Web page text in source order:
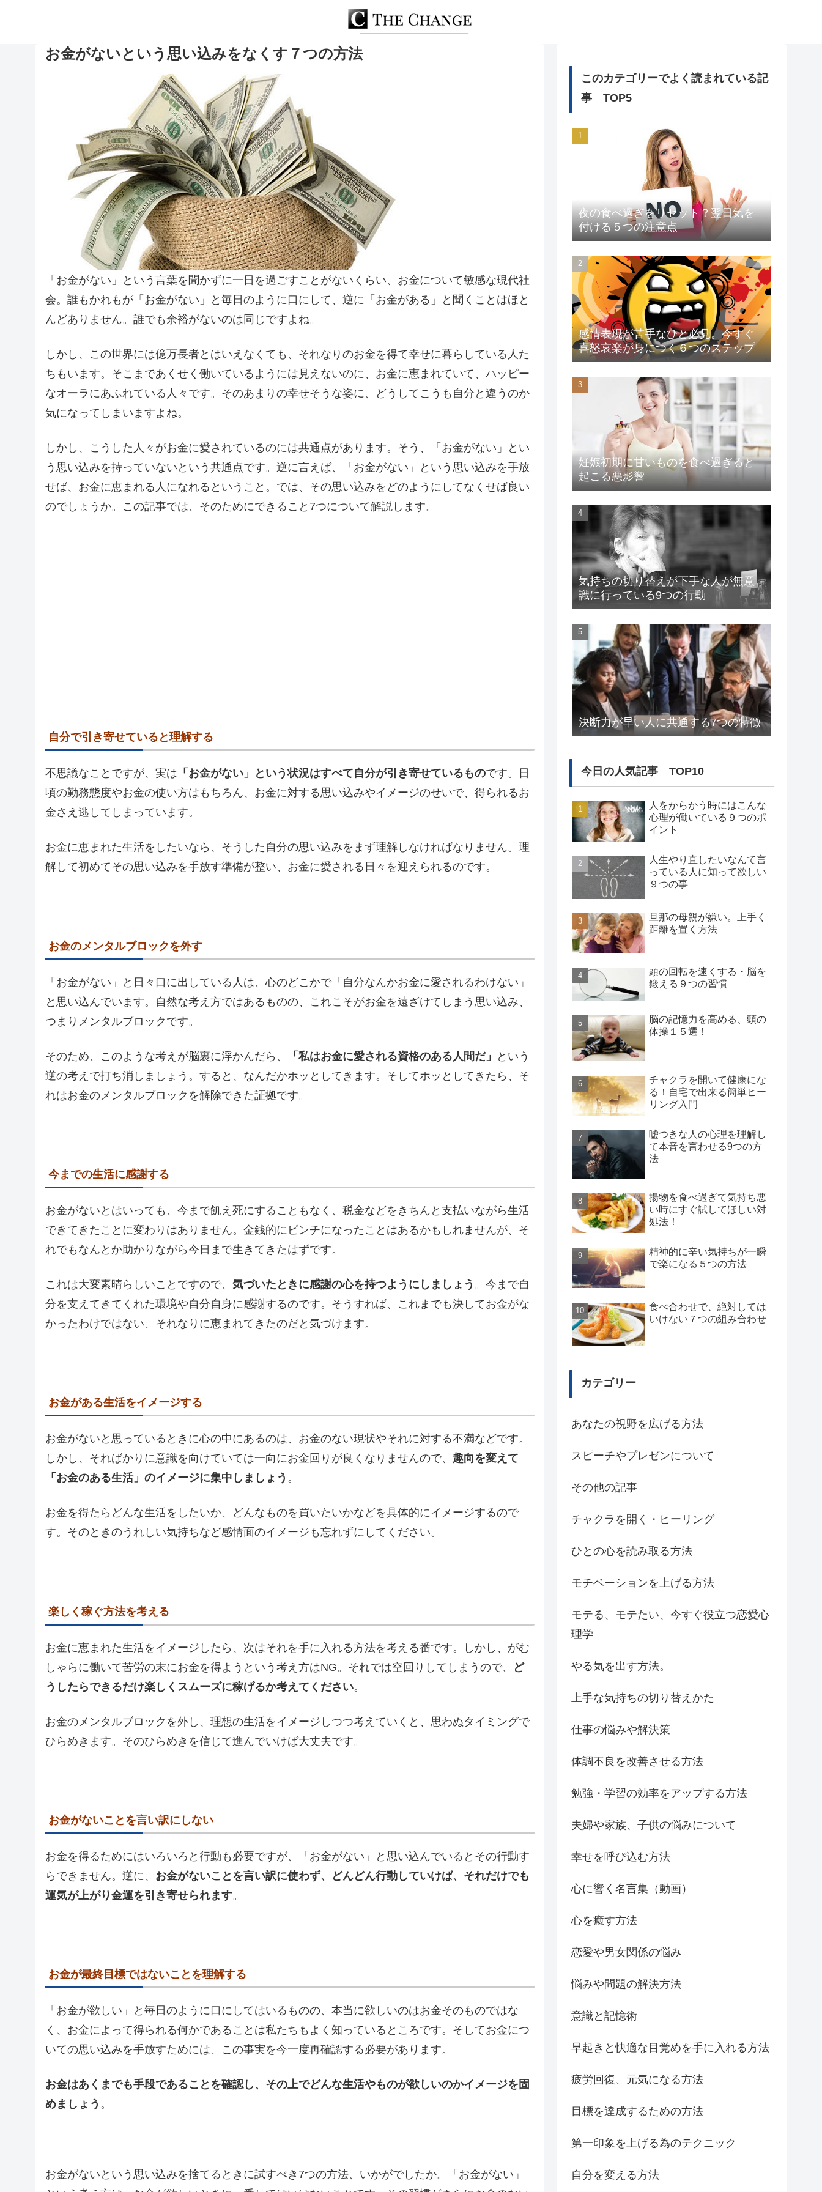
お金がないという思い込みをなくす７つの方法
「お金がない」という言葉を聞かずに一日を過ごすことがないくらい、お金について敏感な現代社
会。誰もかれもが「お金がない」と毎日のように口にして、逆に「お金がある」と聞くことはほと
んどありません。誰でも余裕がないのは同じですよね。
しかし、この世界には億万長者とはいえなくても、それなりのお金を得て幸せに暮らしている人た
ちもいます。そこまであくせく働いているようには見えないのに、お金に恵まれていて、ハッピー
なオーラにあふれている人々です。そのあまりの幸せそうな姿に、どうしてこうも自分と違うのか
気になってしまいますよね。
しかし、こうした人々がお金に愛されているのには共通点があります。そう、「お金がない」とい
う思い込みを持っていないという共通点です。逆に言えば、「お金がない」という思い込みを手放
せば、お金に恵まれる人になれるということ。では、その思い込みをどのようにしてなくせば良い
のでしょうか。この記事では、そのためにできること7つについて解説します。
自分で引き寄せていると理解する
不思議なことですが、実は 「お金がない」という状況はすべて自分が引き寄せているものです。日
頃の勤務態度やお金の使い方はもちろん、お金に対する思い込みやイメージのせいで、得られるお
金さえ逃してしまっています。
お金に恵まれた生活をしたいなら、そうした自分の思い込みをまず理解しなければなりません。理
解して初めてその思い込みを手放す準備が整い、お金に愛される日々を迎えられるのです。
お金のメンタルブロックを外す
「お金がない」と日々口に出している人は、心のどこかで「自分なんかお金に愛されるわけない」
と思い込んでいます。自然な考え方ではあるものの、これこそがお金を遠ざけてしまう思い込み、
つまりメンタルブロックです。
そのため、このような考えが脳裏に浮かんだら、 「私はお金に愛される資格のある人間だ」
という
逆の考えで打ち消しましょう。すると、なんだかホッとしてきます。そしてホッとしてきたら、そ
れはお金のメンタルブロックを解除できた証拠です。
今までの生活に感謝する
お金がないとはいっても、今まで飢え死にすることもなく、税金などをきちんと支払いながら生活
できてきたことに変わりはありません。金銭的にピンチになったことはあるかもしれませんが、そ
れでもなんとか助かりながら今日まで生きてきたはずです。
これは大変素晴らしいことですので、 気づいたときに感謝の心を持つようにしましょう 。今まで自
分を支えてきてくれた環境や自分自身に感謝するのです。そうすれば、これまでも決してお金がな
かったわけではない、それなりに恵まれてきたのだと気づけます。
お金がある生活をイメージする
お金がないと思っているときに心の中にあるのは、お金のない現状やそれに対する不満などです。
しかし、そればかりに意識を向けていては一向にお金回りが良くなりませんので、 趣向を変えて
「お金のある生活」のイメージに集中しましょう 。
お金を得たらどんな生活をしたいか、どんなものを買いたいかなどを具体的にイメージするので
す。そのときのうれしい気持ちなど感情面のイメージも忘れずにしてください。
楽しく稼ぐ方法を考える
お金に恵まれた生活をイメージしたら、次はそれを手に入れる方法を考える番です。しかし、がむ
しゃらに働いて苦労の末にお金を得ようという考え方はNG。それでは空回りしてしまうので、
ど
うしたらできるだけ楽しくスムーズに稼げるか考えてください。
お金のメンタルブロックを外し、理想の生活をイメージしつつ考えていくと、思わぬタイミングで
ひらめきます。そのひらめきを信じて進んでいけば大丈夫です。
お金がないことを言い訳にしない
お金を得るためにはいろいろと行動も必要ですが、「お金がない」と思い込んでいるとその行動す
らできません。逆に、 お金がないことを言い訳に使わず、どんどん行動していけば、それだけでも
運気が上がり金運を引き寄せられます。
お金が最終目標ではないことを理解する
「お金が欲しい」と毎日のように口にしてはいるものの、本当に欲しいのはお金そのものではな
く、お金によって得られる何かであることは私たちもよく知っているところです。そしてお金につ
いての思い込みを手放すためには、この事実を今一度再確認する必要があります。
お金はあくまでも手段であることを確認し、その上でどんな生活やものが欲しいのかイメージを固
めましょう 。
お金がないという思い込みを捨てるときに試すべき7つの方法、いかがでしたか。「お金がない」
このカテゴリーでよく読まれている記
事 TOP5
夜の食べ過ぎをリセット？翌日気を
付ける５つの注意点
感情表現が苦手なひと必見。今すぐ
喜怒哀楽が身につく６つのステップ
妊娠初期に甘いものを食べ過ぎると
起こる悪影響
気持ちの切り替えが下手な人が無意
識に行っている9つの行動
決断力が早い人に共通する7つの特徴
今日の人気記事 TOP10
人をからかう時にはこんな
心理が働いている９つのポ
イント
人生やり直したいなんて言
っている人に知って欲しい
９つの事
旦那の母親が嫌い。上手く
距離を置く方法
頭の回転を速くする・脳を
鍛える９つの習慣
脳の記憶力を高める、頭の
体操１５選！
チャクラを開いて健康にな
る！自宅で出来る簡単ヒー
リング入門
嘘つきな人の心理を理解し
て本音を言わせる9つの方
法
揚物を食べ過ぎて気持ち悪
い時にすぐ試してほしい対
処法！
精神的に辛い気持ちが一瞬
で楽になる５つの方法
食べ合わせで、絶対しては
いけない７つの組み合わせ
カテゴリー
あなたの視野を広げる方法
スピーチやプレゼンについて
その他の記事
チャクラを開く・ヒーリング
ひとの心を読み取る方法
モチベーションを上げる方法
モテる、モテたい、今すぐ役立つ恋愛心
理学
やる気を出す方法。
上手な気持ちの切り替えかた
仕事の悩みや解決策
体調不良を改善させる方法
勉強・学習の効率をアップする方法
夫婦や家族、子供の悩みについて
幸せを呼び込む方法
心に響く名言集（動画）
心を癒す方法
恋愛や男女関係の悩み
悩みや問題の解決方法
意識と記憶術
早起きと快適な目覚めを手に入れる方法
疲労回復、元気になる方法
目標を達成するための方法
第一印象を上げる為のテクニック
自分を変える方法